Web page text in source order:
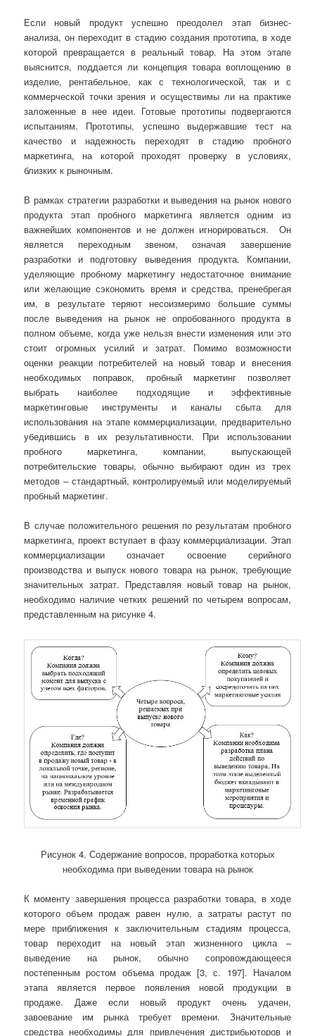
Если новый продукт успешно преодолел этап бизнес-
анализа, он переходит в стадию создания прототипа, в ходе
которой превращается в реальный товар. На этом этапе
выяснится, поддается ли концепция товара воплощению в
изделие, рентабельное, как с технологической, так и с
коммерческой точки зрения и осуществимы ли на практике
заложенные в нее идеи. Готовые прототипы подвергаются
испытаниям. Прототипы, успешно выдержавшие тест на
качество и надежность переходят в стадию пробного
маркетинга, на которой проходят проверку в условиях,
близких к рыночным.
В рамках стратегии разработки и выведения на рынок нового
продукта этап пробного маркетинга является одним из
важнейших компонентов и не должен игнорироваться. Он
является переходным звеном, означая завершение
разработки и подготовку выведения продукта. Компании,
уделяющие пробному маркетингу недостаточное внимание
или желающие сэкономить время и средства, пренебрегая
им, в результате теряют несоизмеримо большие суммы
после выведения на рынок не опробованного продукта в
полном объеме, когда уже нельзя внести изменения или это
стоит огромных усилий и затрат. Помимо возможности
оценки реакции потребителей на новый товар и внесения
необходимых поправок, пробный маркетинг позволяет
выбрать наиболее подходящие и эффективные
маркетинговые инструменты и каналы сбыта для
использования на этапе коммерциализации, предварительно
убедившись в их результативности. При использовании
пробного маркетинга, компании, выпускающей
потребительские товары, обычно выбирают один из трех
методов – стандартный, контролируемый или моделируемый
пробный маркетинг.
В случае положительного решения по результатам пробного
маркетинга, проект вступает в фазу коммерциализации. Этап
коммерциализации означает освоение серийного
производства и выпуск нового товара на рынок, требующие
значительных затрат. Представляя новый товар на рынок,
необходимо наличие четких решений по четырем вопросам,
представленным на рисунке 4.
Рисунок 4. Содержание вопросов, проработка которых
необходима при выведении товара на рынок
К моменту завершения процесса разработки товара, в ходе
которого объем продаж равен нулю, а затраты растут по
мере приближения к заключительным стадиям процесса,
товар переходит на новый этап жизненного цикла –
выведение на рынок, обычно сопровождающееся
постепенным ростом объема продаж [3, с. 197]. Началом
этапа является первое появления новой продукции в
продаже. Даже если новый продукт очень удачен,
завоевание им рынка требует времени. Значительные
средства необходимы для привлечения дистрибьюторов и